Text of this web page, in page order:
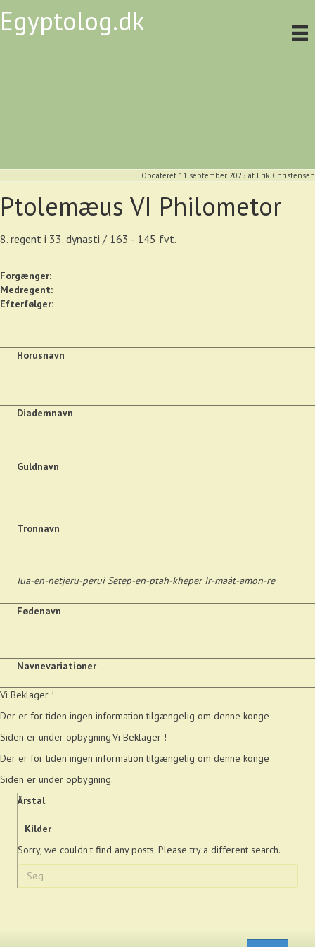
Egyptolog.dk
Opdateret 11 september 2025 af Erik Christensen
Ptolemæus VI Philometor
8. regent i 33. dynasti / 163 - 145 fvt.
Forgænger:
Medregent:
Efterfølger:
Horusnavn
Diademnavn
Guldnavn
Tronnavn
Iua-en-netjeru-perui Setep-en-ptah-kheper Ir-maát-amon-re
Fødenavn
Navnevariationer
Vi Beklager !
Der er for tiden ingen information tilgængelig om denne konge
Siden er under opbygning.Vi Beklager !
Der er for tiden ingen information tilgængelig om denne konge
Siden er under opbygning.
Årstal
Kilder
Sorry, we couldn't find any posts. Please try a different search.